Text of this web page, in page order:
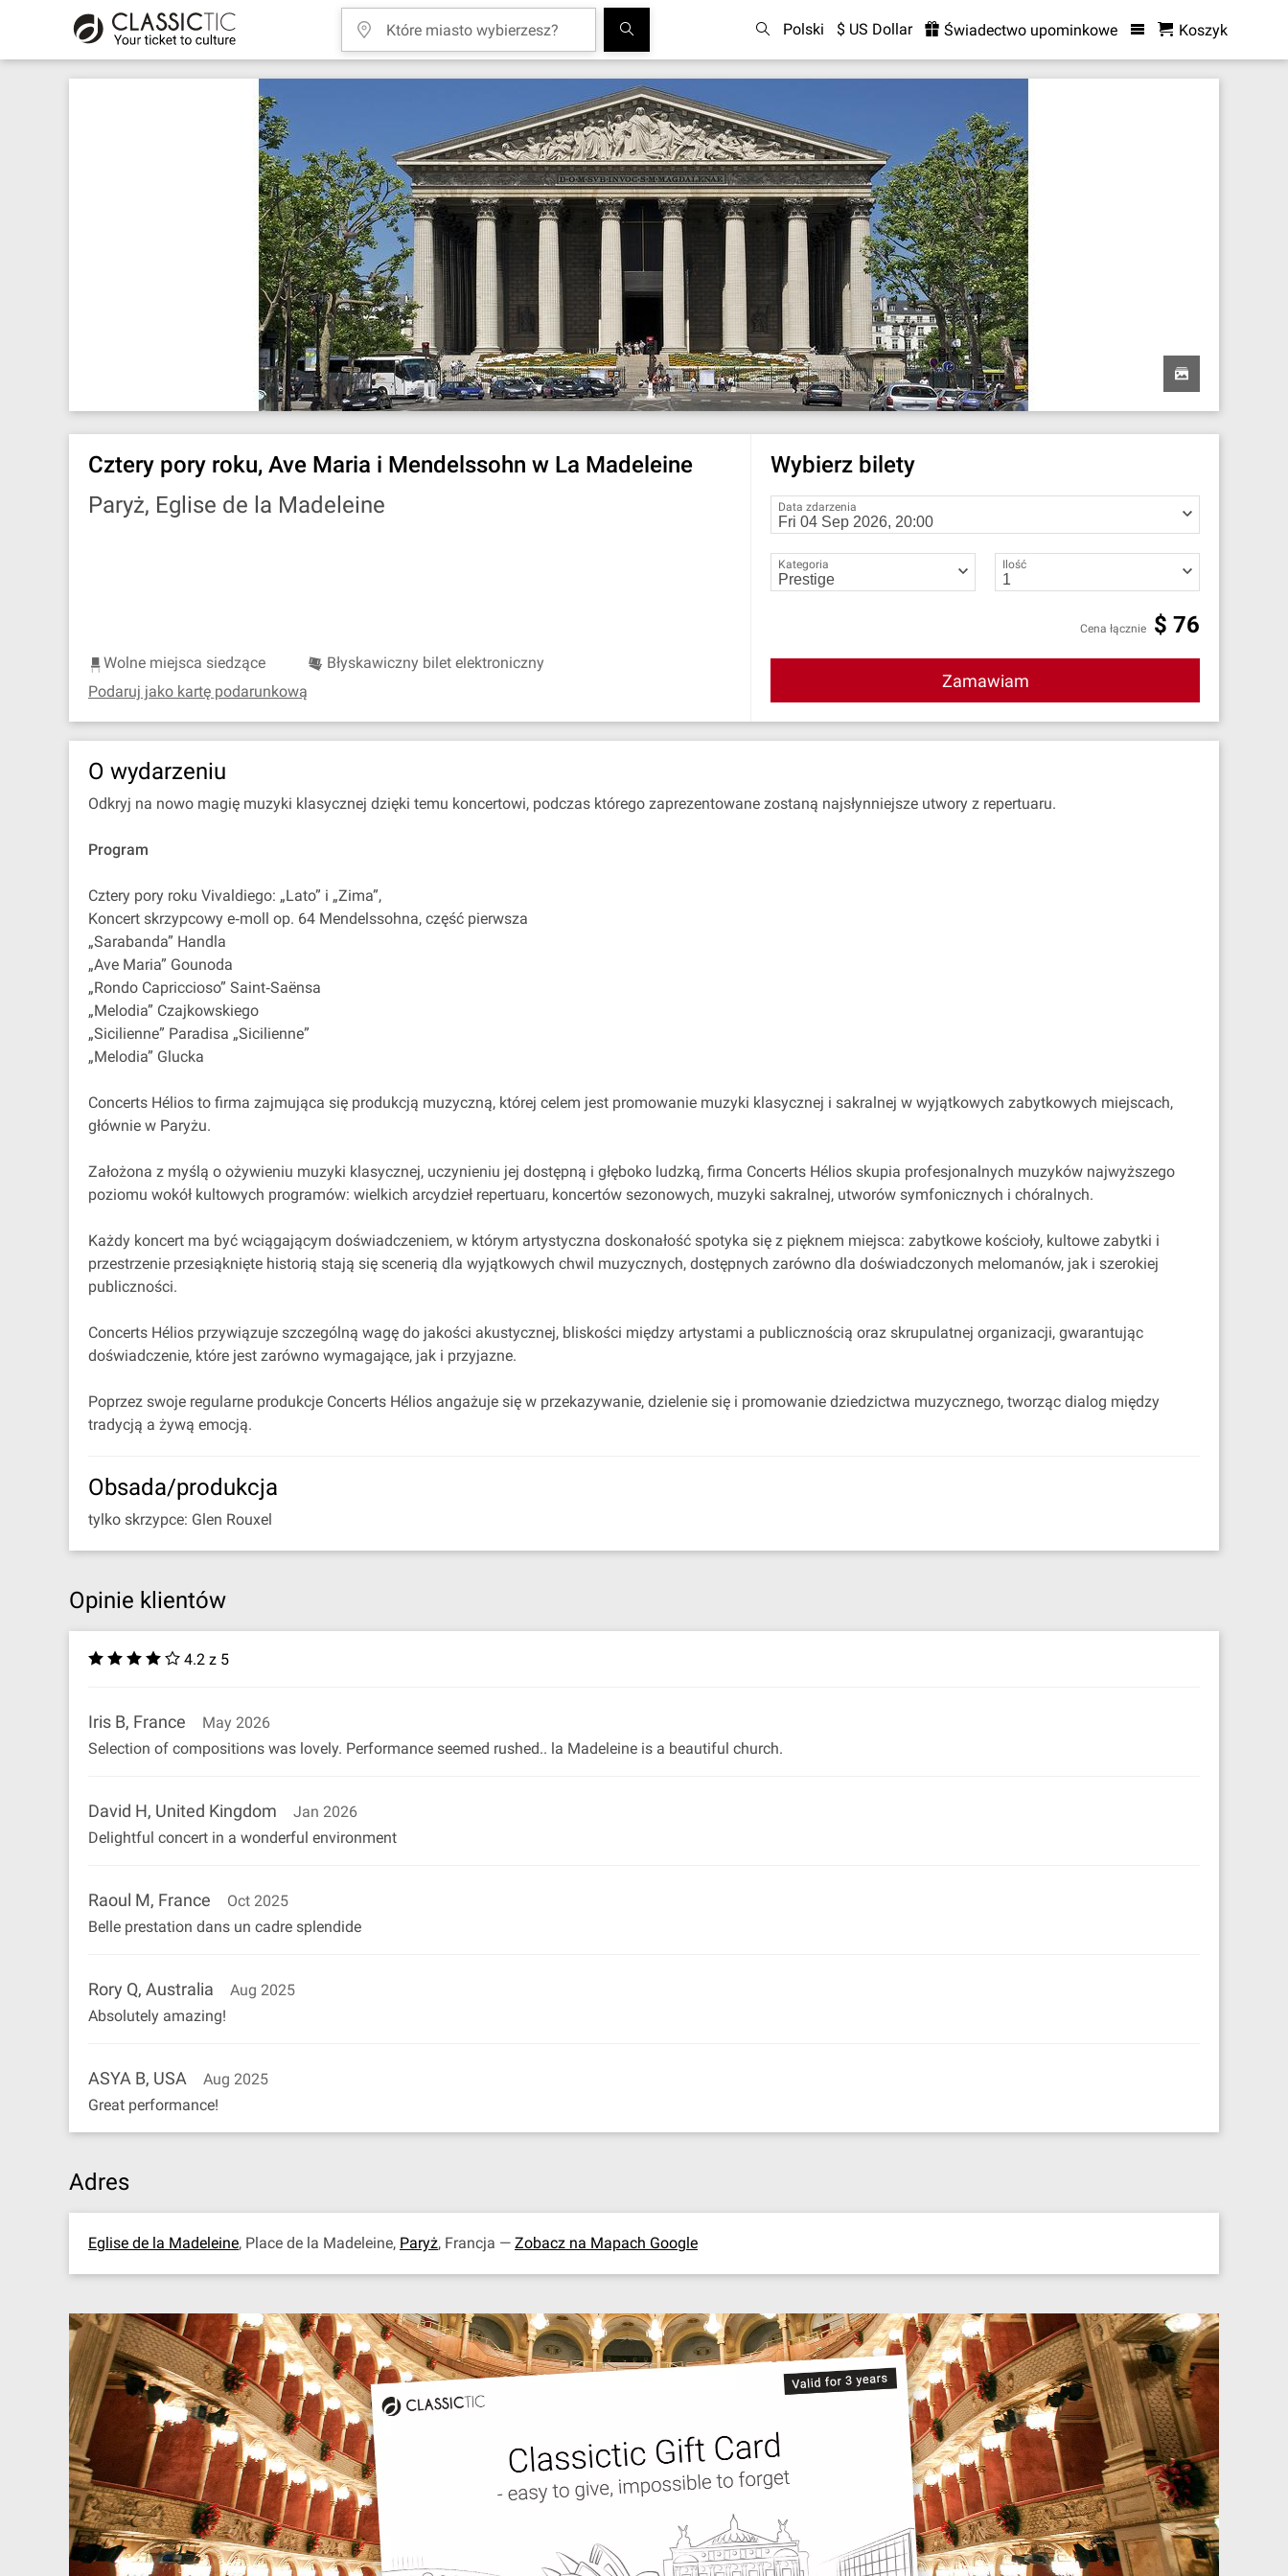
Polski $ US Dollar Świadectwo upominkowe Koszyk
Cztery pory roku, Ave Maria i Mendelssohn w La Madeleine
Paryż, Eglise de la Madeleine
Wolne miejsca siedzące
Błyskawiczny bilet elektroniczny
Podaruj jako kartę podarunkową
Wybierz bilety
Data zdarzenia
Kategoria Ilość
Cena łącznie $ 76
Zamawiam
O wydarzeniu
Odkryj na nowo magię muzyki klasycznej dzięki temu koncertowi, podczas którego zaprezentowane zostaną najsłynniejsze utwory z repertuaru.
Program
Cztery pory roku Vivaldiego: „Lato” i „Zima”,
Koncert skrzypcowy e‐moll op. 64 Mendelssohna, część pierwsza
„Sarabanda” Handla
„Ave Maria” Gounoda
„Rondo Capriccioso” Saint‐Saënsa
„Melodia” Czajkowskiego
„Sicilienne” Paradisa „Sicilienne”
„Melodia” Glucka
Concerts Hélios to firma zajmująca się produkcją muzyczną, której celem jest promowanie muzyki klasycznej i sakralnej w wyjątkowych zabytkowych miejscach,
głównie w Paryżu.
Założona z myślą o ożywieniu muzyki klasycznej, uczynieniu jej dostępną i głęboko ludzką, firma Concerts Hélios skupia profesjonalnych muzyków najwyższego
poziomu wokół kultowych programów: wielkich arcydzieł repertuaru, koncertów sezonowych, muzyki sakralnej, utworów symfonicznych i chóralnych.
Każdy koncert ma być wciągającym doświadczeniem, w którym artystyczna doskonałość spotyka się z pięknem miejsca: zabytkowe kościoły, kultowe zabytki i
przestrzenie przesiąknięte historią stają się scenerią dla wyjątkowych chwil muzycznych, dostępnych zarówno dla doświadczonych melomanów, jak i szerokiej
publiczności.
Concerts Hélios przywiązuje szczególną wagę do jakości akustycznej, bliskości między artystami a publicznością oraz skrupulatnej organizacji, gwarantując
doświadczenie, które jest zarówno wymagające, jak i przyjazne.
Poprzez swoje regularne produkcje Concerts Hélios angażuje się w przekazywanie, dzielenie się i promowanie dziedzictwa muzycznego, tworząc dialog między
tradycją a żywą emocją.
Obsada/produkcja
tylko skrzypce: Glen Rouxel
Opinie klientów
4.2 z 5
Iris B, France
May 2026
Selection of compositions was lovely. Performance seemed rushed.. la Madeleine is a beautiful church.
David H, United Kingdom
Jan 2026
Delightful concert in a wonderful environment
Raoul M, France
Oct 2025
Belle prestation dans un cadre splendide
Rory Q, Australia
Aug 2025
Absolutely amazing!
ASYA B, USA
Aug 2025
Great performance!
Adres
Eglise de la Madeleine, Place de la Madeleine, Paryż, Francja — Zobacz na Mapach Google